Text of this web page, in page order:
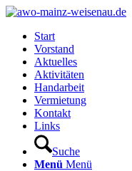
Start
Vorstand
Aktuelles
Aktivitäten
Handarbeit
Vermietung
Kontakt
Links
Suche
Menü Menü